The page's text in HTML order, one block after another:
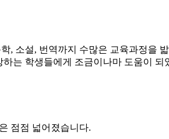
, 소설, 번역까지 수많은 교육과정을
는 학생들에게 조금이나마 도움이 되
점점 넓어졌습니다.